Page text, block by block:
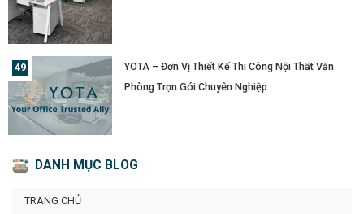
YOTA – Đơn Vị Thiết Kế Thi Công Nội Thất Văn
Phòng Trọn Gói Chuyên Nghiệp
DANH MỤC BLOG
TRANG CHỦ